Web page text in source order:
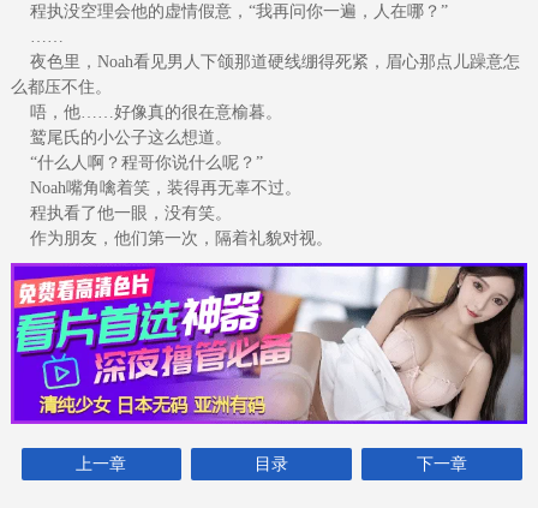
程执没空理会他的虚情假意，“我再问你一遍，人在哪？”
夜色里，Noah看见男人下颌那道硬线绷得死紧，眉心那点儿躁意怎
么都压不住。
唔，他……好像真的很在意榆暮。
鹫尾氏的小公子这么想道。
“什么人啊？程哥你说什么呢？”
Noah嘴角噙着笑，装得再无辜不过。
程执看了他一眼，没有笑。
作为朋友，他们第一次，隔着礼貌对视。
上一章 目录 下一章